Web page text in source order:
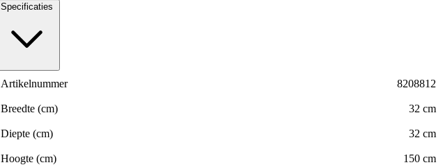
Specificaties
Artikelnummer 8208812
Breedte (cm) 32 cm
Diepte (cm) 32 cm
Hoogte (cm) 150 cm